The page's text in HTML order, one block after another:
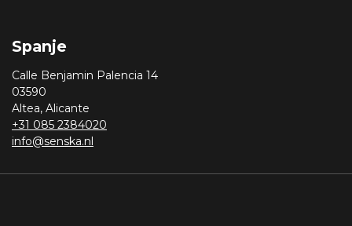
Spanje
Calle Benjamin Palencia 14
03590
Altea, Alicante
+31 085 2384020
info@senska.nl